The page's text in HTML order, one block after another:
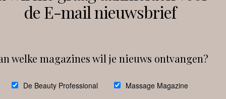
Follow on Instagram
de E-mail nieuwsbrief
welke magazines wil je nieuws ontvangen?
De Beauty Professional Massage Magazine